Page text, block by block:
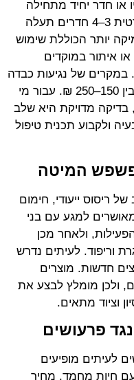
או חדר יחיד מתחילה
מ־250–350 ₪, בעוד שדירה סטנדרטית 3–4 חדרים תעלה
מעמיקה יותר הכוללת שימוש
או איתור במוקדים
יכולה להגיע ל־600–800 ₪. במקרים של נגיעות כבדה
ייתכן צורך בביקור נוסף שמחירו נע בין 150–250 ₪. עבור מי
בדיקה מדויקת היא שלב
ולקבוע תכנית טיפול
פשפש המיטה
ריסוס ייעודי, חימום
למגע עם בני
ולאחר מכן
וריפוד. לעיתים נדרש
חדשות. מוצרים
ולכן מומלץ לבצע את
וציוד מתאים.
פרעושים
לעיתים מופיעים
חיות מחמד. מחיר